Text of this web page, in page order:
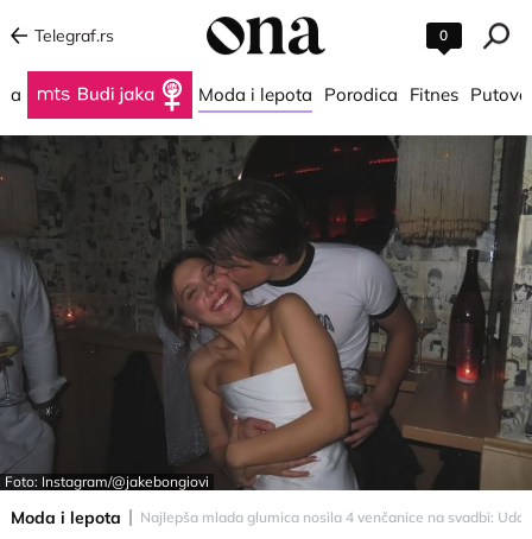
Telegraf.rs 0
Budi jaka Moda i lepota Porodica Fitnes
Foto: Instagram/@jakebongiovi
Moda i lepota Najlepša mlada glumica nosila 4 venčanice na svadbi: